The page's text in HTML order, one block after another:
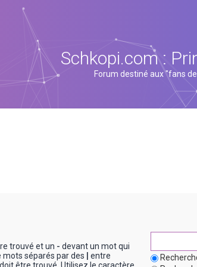
Schkopi.com :
Forum destiné aux "fans
trouvé et un - devant un mot qui
mots séparés par des
entre